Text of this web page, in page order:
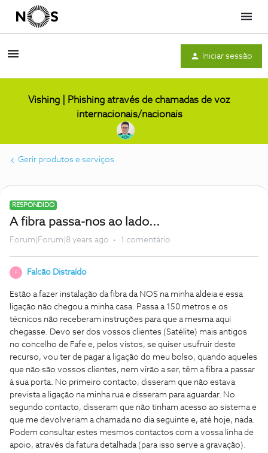
Menu
Iniciar sessão
Vishing | Phishing através de chamadas de voz
internacionais/nacionais
Gerir produtos e serviços
RESPONDIDO
A fibra passa-nos ao lado...
Forum|Forum|8 years ago 1 comentário
F Falcão Distraído
Estão a fazer instalação da fibra da NOS na minha aldeia e essa
ligação não chegou a minha casa. Passa a 150 metros e os
técnicos não receberam instruções para que a mesma aqui
chegasse. Devo ser dos vossos clientes (Satélite) mais antigos
no concelho de Fafe e, pelos vistos, se quiser usufruir deste
recurso, vou ter de pagar a ligação do meu bolso, quando aqueles
que não são vossos clientes, nem virão a ser, têm a fibra a passar
à sua porta. No primeiro contacto, disseram que não estava
prevista a ligação na minha rua e disseram para aguardar. No
segundo contacto, disseram que não tinham acesso ao sistema e
que me devolveriam a chamada no dia seguinte e, até hoje, nada.
Podem consultar estes mesmos contactos com a vossa linha de
apoio, através da fatura detalhada (para isso serve a gravação).